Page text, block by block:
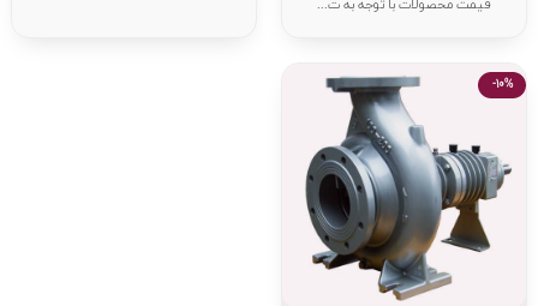
قیمت محصولات با توجه به ت...
-10%